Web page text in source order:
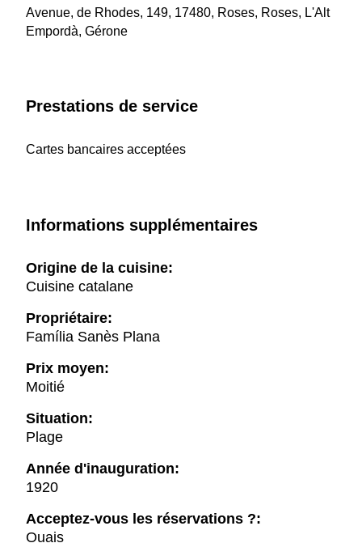
Avenue, de Rhodes, 149, 17480, Roses, Roses, L'Alt
Empordà, Gérone
Prestations de service
Cartes bancaires acceptées
Informations supplémentaires
Origine de la cuisine:
Cuisine catalane
Propriétaire:
Família Sanès Plana
Prix moyen:
Moitié
Situation:
Plage
Année d'inauguration:
1920
Acceptez-vous les réservations ?:
Ouais